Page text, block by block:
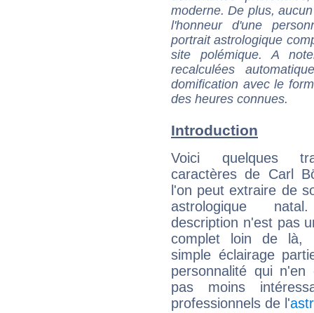
moderne. De plus,
l'honneur d'une
portrait astrologique
site polémique. A
recalculées
domification avec le
des heures connues.
Introduction
Voici quelques
caractères de Carl
l'on peut extraire de
astrologique
description n'est pas
complet loin de là,
simple éclairage
personnalité qui n'en
pas moins
professionnels de l'